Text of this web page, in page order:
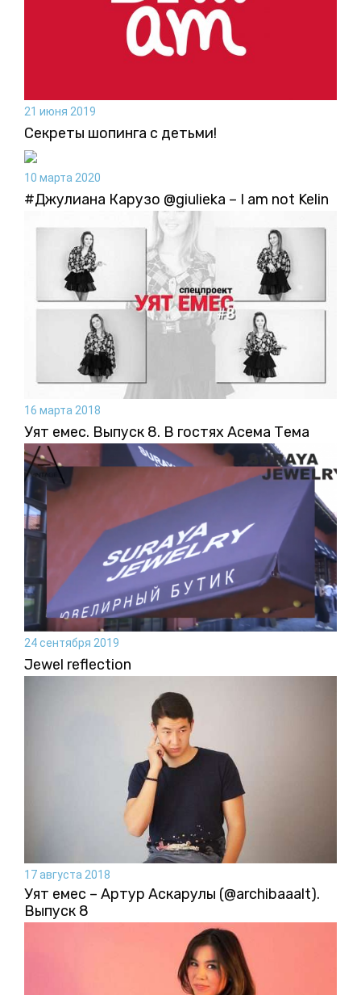
21 июня 2019
Секреты шопинга с детьми!
10 марта 2020
#Джулиана Карузо @giulieka – I am not Kelin
16 марта 2018
Уят емес. Выпуск 8. В гостях Асема Тема
24 сентября 2019
Jewel reflection
17 августа 2018
Уят емес – Артур Аскарулы (@archibaaalt).
Выпуск 8